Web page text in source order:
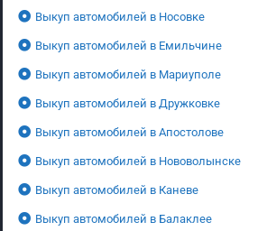
Выкуп автомобилей в Носовке
Выкуп автомобилей в Емильчине
Выкуп автомобилей в Мариуполе
Выкуп автомобилей в Дружковке
Выкуп автомобилей в Апостолове
Выкуп автомобилей в Нововолынске
Выкуп автомобилей в Каневе
Выкуп автомобилей в Балаклее